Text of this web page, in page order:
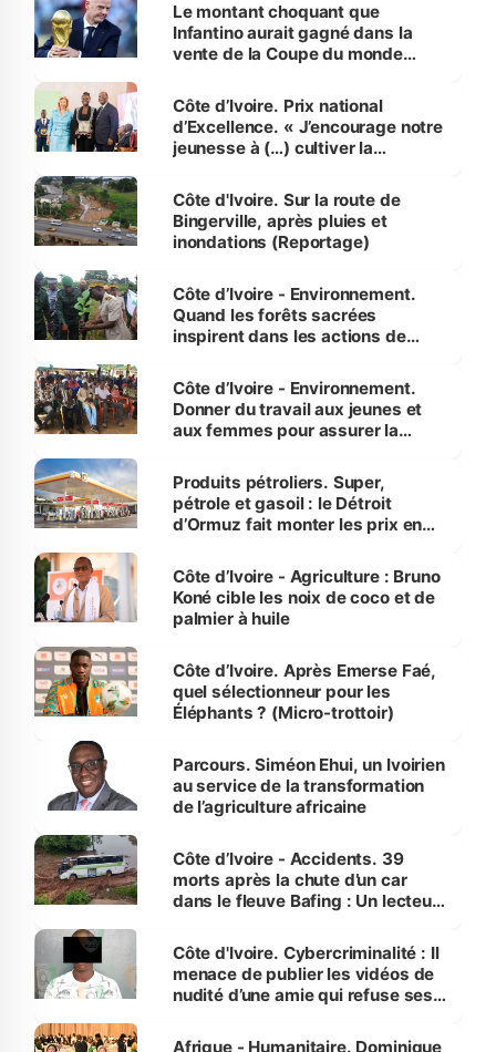
Le montant choquant que
Infantino aurait gagné dans la
vente de la Coupe du monde
Côte d’Ivoire. Prix national
d’Excellence. « J’encourage notre
jeunesse à (…) cultiver la
(Alassane Ouattara
Côte d'Ivoire. Sur la route de
Bingerville, après pluies et
inondations (Reportage)
Côte d’Ivoire - Environnement.
Quand les forêts sacrées
inspirent dans les actions de
Côte d’Ivoire - Environnement.
Donner du travail aux jeunes et
aux femmes pour assurer la
menacées
Produits pétroliers. Super,
pétrole et gasoil : le Détroit
d’Ormuz fait monter les prix en
Côte d’Ivoire - Agriculture : Bruno
Koné cible les noix de coco et de
palmier à huile
Côte d’Ivoire. Après Emerse Faé,
quel sélectionneur pour les
Éléphants ? (Micro-trottoir)
Parcours. Siméon Ehui, un Ivoirien
au service de la transformation
de l’agriculture africaine
Côte d’Ivoire - Accidents. 39
morts après la chute d’un car
dans le fleuve Bafing : Un lecteur
des Transports
Côte d'Ivoire. Cybercriminalité : Il
menace de publier les vidéos de
nudité d’une amie qui refuse ses
Afrique - Humanitaire. Dominique